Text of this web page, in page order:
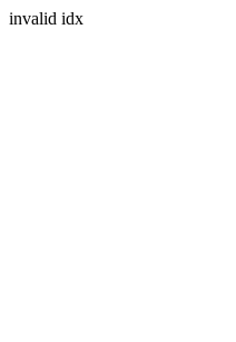
invalid idx